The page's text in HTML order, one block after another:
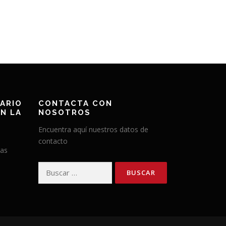
LA
CONTACTA CON
NOSOTROS
Encuentra aquí nuestros datos de
contacto